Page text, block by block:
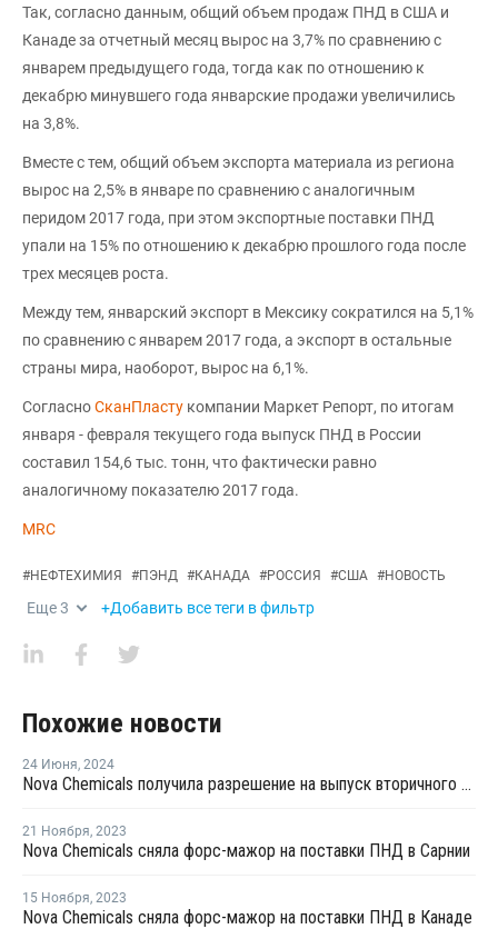
Так, согласно данным, общий объем продаж ПНД в США и
Канаде за отчетный месяц вырос на 3,7% по сравнению с
январем предыдущего года, тогда как по отношению к
декабрю минувшего года январские продажи увеличились
на 3,8%.
Вместе с тем, общий объем экспорта материала из региона
вырос на 2,5% в январе по сравнению с аналогичным
перидом 2017 года, при этом экспортные поставки ПНД
упали на 15% по отношению к декабрю прошлого года после
трех месяцев роста.
Между тем, январский экспорт в Мексику сократился на 5,1%
по сравнению с январем 2017 года, а экспорт в остальные
страны мира, наоборот, вырос на 6,1%.
СогласноСканПласту компании Маркет Репорт, по итогам
января - февраля текущего года выпуск ПНД в России
составил 154,6 тыс. тонн, что фактически равно
аналогичному показателю 2017 года.
MRC
#НЕФТЕХИМИЯ #ПЭНД #КАНАДА #РОССИЯ #США #НОВОСТЬ
Еще3 +Добавить все теги в фильтр
Похожие новости
24 Июня, 2024
Nova Chemicals получила разрешение на выпуск вторичного ЛПНП для пищевых продуктов
21 Ноября, 2023
Nova Chemicals сняла форс-мажор на поставки ПНД в Сарнии
15 Ноября, 2023
Nova Chemicals сняла форс-мажор на поставки ПНД в Канаде